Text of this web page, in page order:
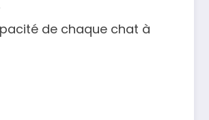
de chaque chat à